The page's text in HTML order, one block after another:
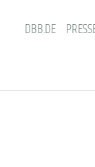
DBB.DE